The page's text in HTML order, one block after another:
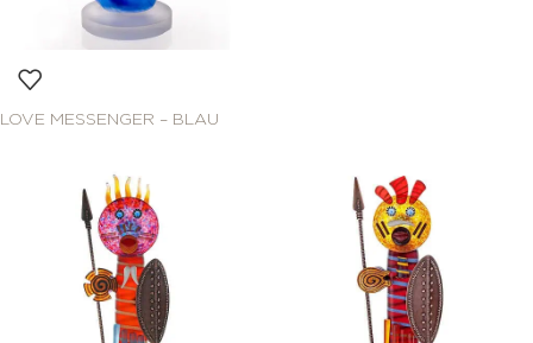
LOVE MESSENGER – BLAU